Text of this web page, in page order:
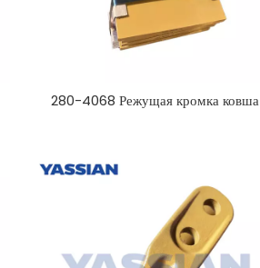
280-4068 Режущая кромка ковша